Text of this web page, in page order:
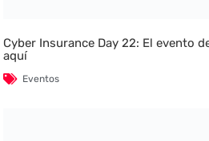
Cyber Insurance Day 22: El evento
aquí
Eventos